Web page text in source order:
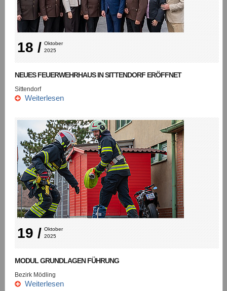
18 / Oktober
2025
NEUES FEUERWEHRHAUS IN SITTENDORF ERÖFFNET
Sittendorf
Weiterlesen
19 / Oktober
2025
MODUL GRUNDLAGEN FÜHRUNG
Bezirk Mödling
Weiterlesen